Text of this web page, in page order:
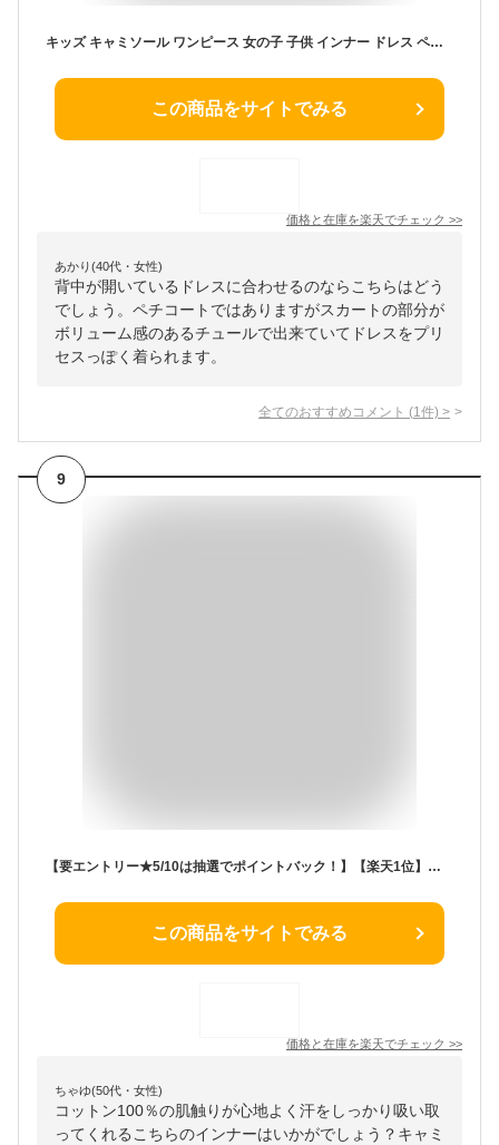
キッズ キャミソール ワンピース 女の子 子供 インナー ドレス ペチコート チュールワンピース お姫様 フォーマルドレス 可愛い 無地 大きいサイズ 肌着 下着 透け防止 おしゃれ 衣装 ジュニア 結婚式 発表会 遊園地 イベント プレゼント ギフト 送料無料
この商品をサイトでみる
価格と在庫を楽天でチェック >>
あかり(40代・女性)
背中が開いているドレスに合わせるのならこちらはどう
でしょう。ペチコートではありますがスカートの部分が
ボリューム感のあるチュールで出来ていてドレスをプリ
セスっぽく着られます。
全てのおすすめコメント (1 件) >
9
【要エントリー★5/10は抽選でポイントバック！】【楽天1位】キッズ スリップ ワンピース インナー ペチコート キャミソール ジュニア 110cm〜160cm 子供 透け防止 こども ドレス 黒 白 着物 夏 シャツ キャミ ワンピース下 110 120 130 140 150 160
この商品をサイトでみる
価格と在庫を楽天でチェック >>
ちゃゆ(50代・女性)
コットン100％の肌触りが心地よく汗をしっかり吸い取
ってくれるこちらのインナーはいかがでしょう？キャミ